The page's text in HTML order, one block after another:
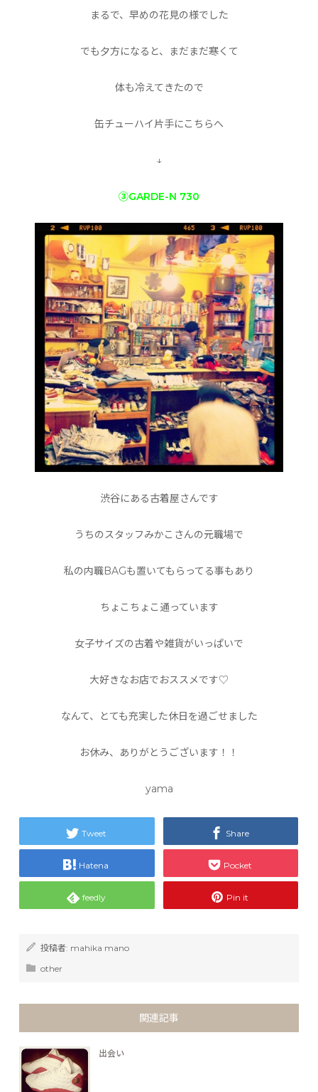
まるで、早めの花見の様でした
でも夕方になると、まだまだ寒くて
体も冷えてきたので
缶チューハイ片手にこちらへ
↓
③GARDE-N 730
渋谷にある古着屋さんです
うちのスタッフみかこさんの元職場で
私の内職BAGも置いてもらってる事もあり
ちょこちょこ通っています
女子サイズの古着や雑貨がいっぱいで
大好きなお店でおススメです♡
なんて、とても充実した休日を過ごせました
お休み、ありがとうございます！！
yama
Tweet Share
Hatena Pocket
feedly Pin it
投稿者: mahika mano
other
関連記事
出会い